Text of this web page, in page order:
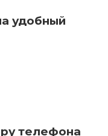
удобный
телефона